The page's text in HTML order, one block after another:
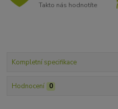
Takto nás hodnotíte
Kompletní specifikace
Hodnocení 0